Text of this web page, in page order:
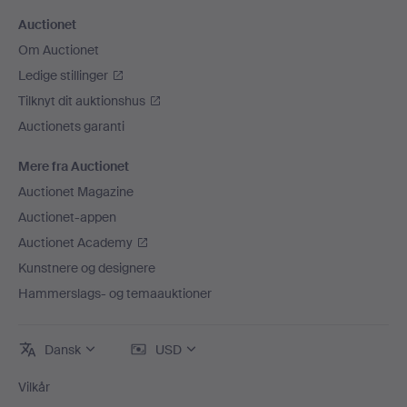
Auctionet
Om Auctionet
Ledige stillinger
Tilknyt dit auktionshus
Auctionets garanti
Mere fra Auctionet
Auctionet Magazine
Auctionet-appen
Auctionet Academy
Kunstnere og designere
Hammerslags- og temaauktioner
Dansk USD
Vilkår